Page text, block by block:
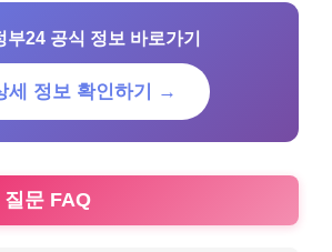
부24 공식 정보 바로가기
세 정보 확인하기 →
문 FAQ